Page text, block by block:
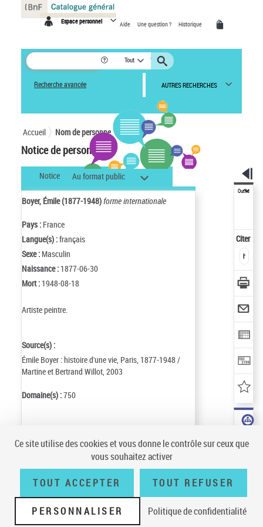
Espace personnel Aide Une question ? Historique
Tout
Recherche avancée AUTRES RECHERCHES
Accueil Nom de personne
Notice de personne
Notice Au format public
Boyer, Émile (1877-1948)forme internationale
Pays : France
Langue(s) :français
Sexe : Masculin
Naissance : 1877-06-30
Mort : 1948-08-18
Artiste peintre.
Source(s) :
Émile Boyer : histoire d'une vie, Paris, 1877-1948 /
Martine et Bertrand Willot, 2003
Domaine(s) :750
Notice n° :FRBNF14477699
Mise à jour :05/03/31
Outils
Citer
Conditions générales d'utilisation | A propos | Plan du site |
Écrire à la
BnF | Accessibilité (non conforme) | V 23.1.0
Panneau de gestion des cookies
Ce site utilise des cookies et vous donne le contrôle sur ceux que
vous souhaitez activer
TOUT ACCEPTER TOUT REFUSER
PERSONNALISER Politique de confidentialité